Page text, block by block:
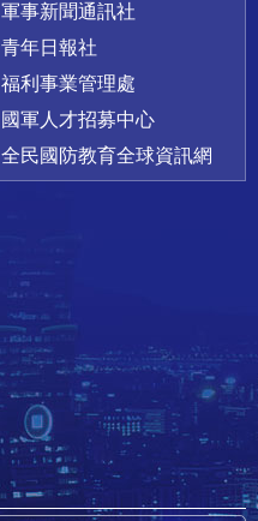
軍事新聞通訊社
青年日報社
福利事業管理處
國軍人才招募中心
全民國防教育全球資訊網